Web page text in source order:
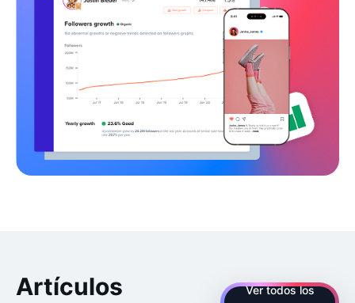
Artículos
Ver todos los